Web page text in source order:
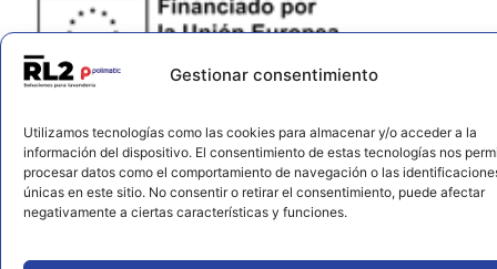
Gestionar consentimiento
Utilizamos tecnologías como las cookies para almacenar y/o acceder a la
información del dispositivo. El consentimiento de estas tecnologías nos
procesar datos como el comportamiento de navegación o las
únicas en este sitio. No consentir o retirar el consentimiento, puede afectar
negativamente a ciertas características y funciones.